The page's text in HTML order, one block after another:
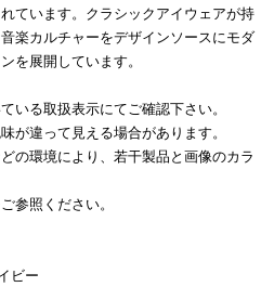
ています。クラシックアイウェアが持
楽カルチャーをデザインソースにモダ
を展開しています。
いる取扱表示にてご確認下さい。
が違って見える場合があります。
の環境により、若干製品と画像のカラ
参照ください。
ビー